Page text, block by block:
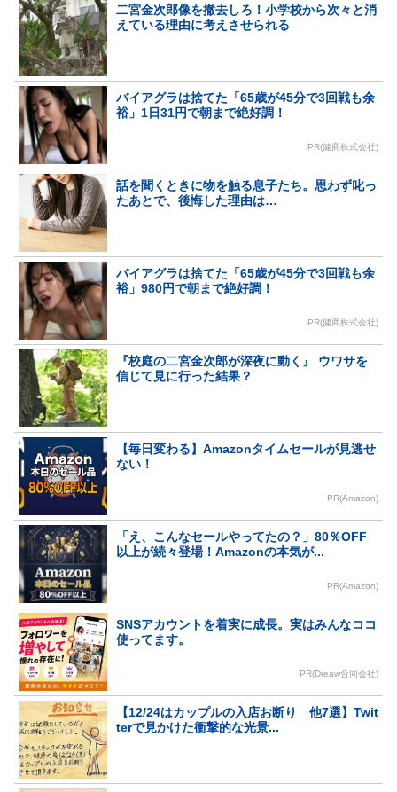
二宮金次郎像を撤去しろ！小学校から次々と消
えている理由に考えさせられる
バイアグラは捨てた「65歳が45分で3回戦も余
裕」1日31円で朝まで絶好調！
PR(健商株式会社)
話を聞くときに物を触る息子たち。思わず叱っ
たあとで、後悔した理由は…
バイアグラは捨てた「65歳が45分で3回戦も余
裕」980円で朝まで絶好調！
PR(健商株式会社)
『校庭の二宮金次郎が深夜に動く』 ウワサを
信じて見に行った結果？
【毎日変わる】Amazonタイムセールが見逃せ
ない！
PR(Amazon)
「え、こんなセールやってたの？」80％OFF
以上が続々登場！Amazonの本気が...
PR(Amazon)
SNSアカウントを着実に成長。実はみんなココ
使ってます。
PR(Dreaw合同会社)
【12/24はカップルの入店お断り 他7選】Twit
terで見かけた衝撃的な光景...